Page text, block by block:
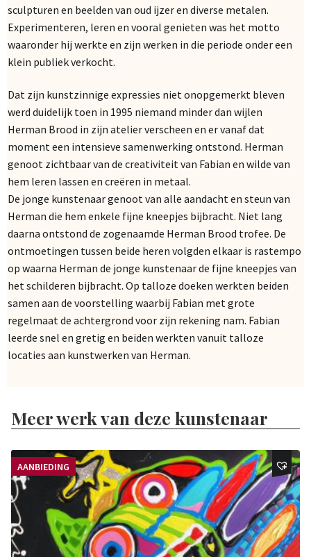
sculpturen en beelden van oud ijzer en diverse metalen.
Experimenteren, leren en vooral genieten was het motto
waaronder hij werkte en zijn werken in die periode onder een
klein publiek verkocht.
Dat zijn kunstzinnige expressies niet onopgemerkt bleven
werd duidelijk toen in 1995 niemand minder dan wijlen
Herman Brood in zijn atelier verscheen en er vanaf dat
moment een intensieve samenwerking ontstond. Herman
genoot zichtbaar van de creativiteit van Fabian en wilde van
hem leren lassen en creëren in metaal.
De jonge kunstenaar genoot van alle aandacht en steun van
Herman die hem enkele fijne kneepjes bijbracht. Niet lang
daarna ontstond de zogenaamde Herman Brood trofee. De
ontmoetingen tussen beide heren volgden elkaar is rastempo
op waarna Herman de jonge kunstenaar de fijne kneepjes van
het schilderen bijbracht. Op talloze doeken werkten beiden
samen aan de voorstelling waarbij Fabian met grote
regelmaat de achtergrond voor zijn rekening nam. Fabian
leerde snel en gretig en beiden werkten vanuit talloze
locaties aan kunstwerken van Herman.
Meer werk van deze kunstenaar
AANBIEDING